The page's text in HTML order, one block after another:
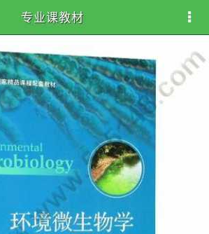
专业课教材